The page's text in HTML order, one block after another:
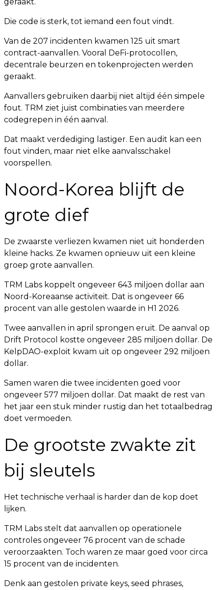
Die code is sterk, tot iemand een fout vindt.
Van de 207 incidenten kwamen 125 uit smart
contract-aanvallen. Vooral DeFi-protocollen,
decentrale beurzen en tokenprojecten werden
geraakt.
Aanvallers gebruiken daarbij niet altijd één simpele
fout. TRM ziet juist combinaties van meerdere
codegrepen in één aanval.
Dat maakt verdediging lastiger. Een audit kan een
fout vinden, maar niet elke aanvalsschakel
voorspellen.
Noord-Korea blijft de
grote dief
De zwaarste verliezen kwamen niet uit honderden
kleine hacks. Ze kwamen opnieuw uit een kleine
groep grote aanvallen.
TRM Labs koppelt ongeveer 643 miljoen dollar aan
Noord-Koreaanse activiteit. Dat is ongeveer 66
procent van alle gestolen waarde in H1 2026.
Twee aanvallen in april sprongen eruit. De aanval op
Drift Protocol kostte ongeveer 285 miljoen dollar. De
KelpDAO-exploit kwam uit op ongeveer 292 miljoen
dollar.
Samen waren die twee incidenten goed voor
ongeveer 577 miljoen dollar. Dat maakt de rest van
het jaar een stuk minder rustig dan het totaalbedrag
doet vermoeden.
De grootste zwakte zit
bij sleutels
Het technische verhaal is harder dan de kop doet
lijken.
TRM Labs stelt dat aanvallen op operationele
controles ongeveer 76 procent van de schade
veroorzaakten. Toch waren ze maar goed voor circa
15 procent van de incidenten.
Denk aan gestolen private keys, seed phrases,